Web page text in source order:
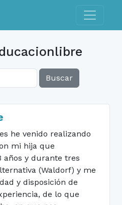
Toggle
Buscar
he venido realizando
mi hija que
años y durante tres
(Waldorf) y me
y disposición de
de lo que